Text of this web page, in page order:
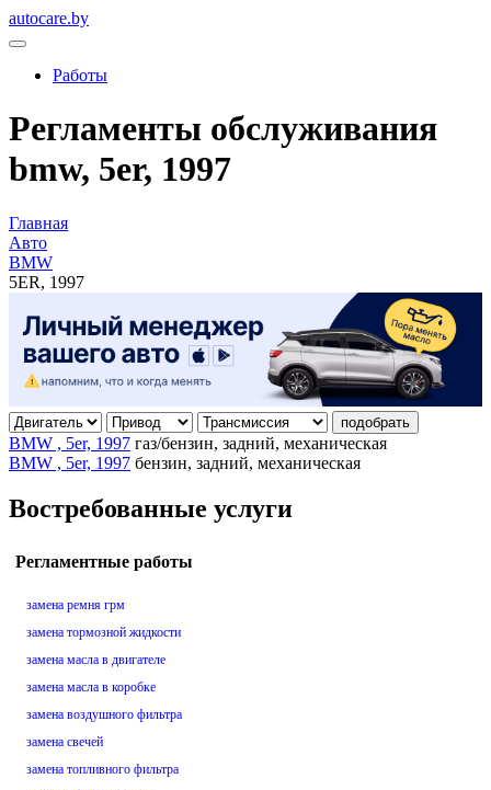
autocare.by
Работы
Регламенты обслуживания
bmw, 5er, 1997
Главная
Авто
BMW
5ER, 1997
подобрать
BMW , 5er, 1997 газ/бензин, задний, механическая
BMW , 5er, 1997 бензин, задний, механическая
Востребованные услуги
Регламентные работы
замена ремня грм
замена тормозной жидкости
замена масла в двигателе
замена масла в коробке
замена воздушного фильтра
замена свечей
замена топливного фильтра